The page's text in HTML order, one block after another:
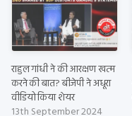
राहुल गांधी ने की आरक्षण खत्म
करने की बात? बीजेपी ने अधूरा
वीडियो किया शेयर
13th September 2024